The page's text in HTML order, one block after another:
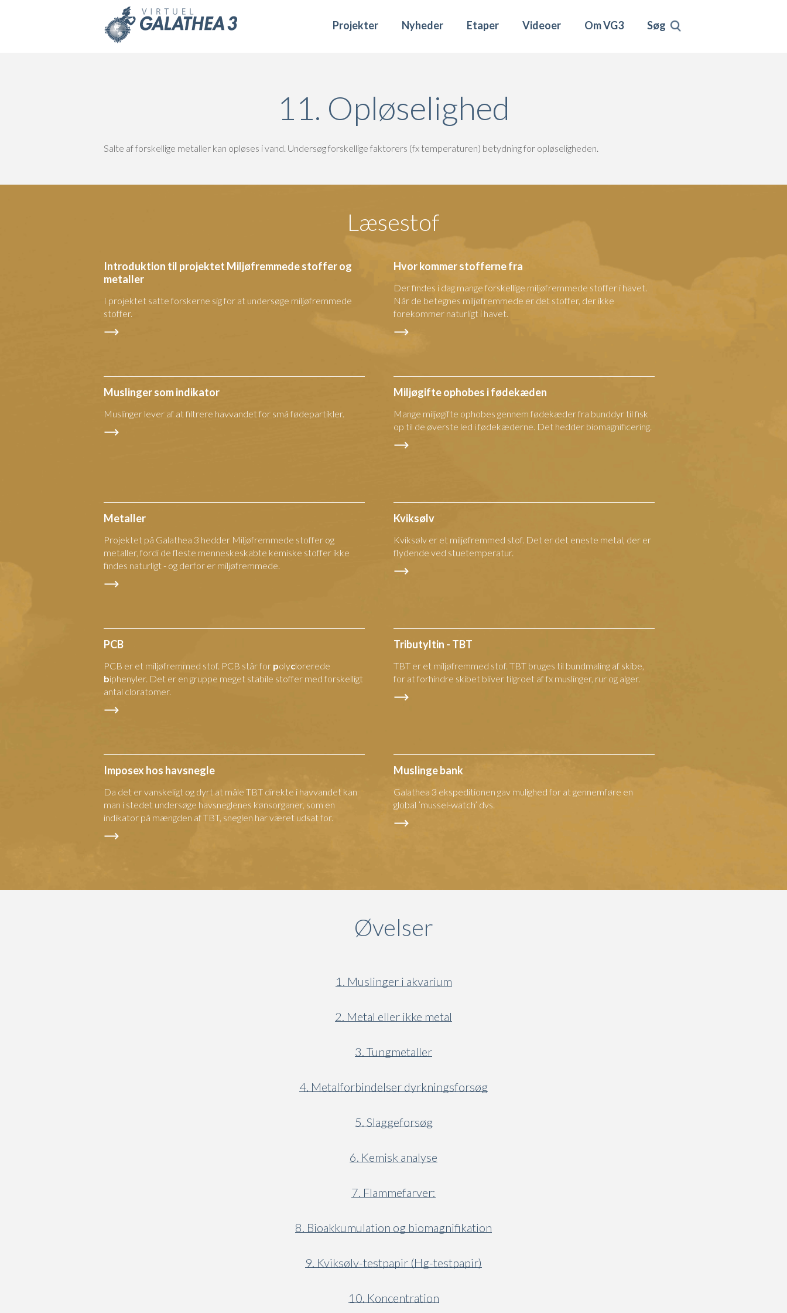
Projekter Nyheder Etaper Videoer Om VG3 Søg
11. Opløselighed
Salte af forskellige metaller kan opløses i vand. Undersøg forskellige faktorers (fx temperaturen) betydning for opløseligheden.
Læsestof
Introduktion til projektet Miljøfremmede stoffer og
metaller
I projektet satte forskerne sig for at undersøge miljøfremmede
stoffer.
Hvor kommer stofferne fra
Der findes i dag mange forskellige miljøfremmede stoffer i havet.
Når de betegnes miljøfremmede er det stoffer, der ikke
forekommer naturligt i havet.
Muslinger som indikator
Muslinger lever af at filtrere havvandet for små fødepartikler.
Miljøgifte ophobes i fødekæden
Mange miljøgifte ophobes gennem fødekæder fra bunddyr til fisk
op til de øverste led i fødekæderne. Det hedder biomagnificering.
Metaller
Projektet på Galathea 3 hedder Miljøfremmede stoffer og
metaller, fordi de fleste menneskeskabte kemiske stoffer ikke
findes naturligt - og derfor er miljøfremmede.
Kviksølv
Kviksølv er et miljøfremmed stof. Det er det eneste metal, der er
flydende ved stuetemperatur.
PCB
PCB er et miljøfremmed stof. PCB står for polyclorerede
biphenyler. Det er en gruppe meget stabile stoffer med forskelligt
antal cloratomer.
Tributyltin - TBT
TBT er et miljøfremmed stof. TBT bruges til bundmaling af skibe,
for at forhindre skibet bliver tilgroet af fx muslinger, rur og alger.
Imposex hos havsnegle
Da det er vanskeligt og dyrt at måle TBT direkte i havvandet kan
man i stedet undersøge havsneglenes kønsorganer, som en
indikator på mængden af TBT, sneglen har været udsat for.
Muslinge bank
Galathea 3 ekspeditionen gav mulighed for at gennemføre en
global ’mussel-watch’ dvs.
Øvelser
1. Muslinger i akvarium
2. Metal eller ikke metal
3. Tungmetaller
4. Metalforbindelser dyrkningsforsøg
5. Slaggeforsøg
6. Kemisk analyse
7. Flammefarver:
8. Bioakkumulation og biomagnifikation
9. Kviksølv-testpapir (Hg-testpapir)
10. Koncentration